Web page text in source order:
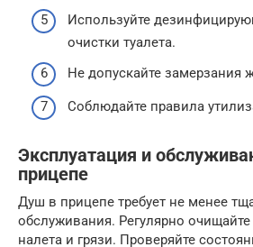
Используйте
очистки туалета.
Не допускайте замерзания
Соблюдайте правила
Эксплуатация и
прицепе
Душ в прицепе требует не менее
обслуживания. Регулярно
налета и грязи. Проверяйте